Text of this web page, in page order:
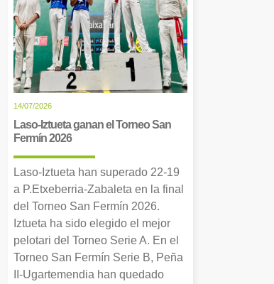
14/07/2026
Laso-Iztueta ganan el Torneo San
Fermín 2026
Laso-Iztueta han superado 22-19
a P.Etxeberria-Zabaleta en la final
del Torneo San Fermín 2026.
Iztueta ha sido elegido el mejor
pelotari del Torneo Serie A. En el
Torneo San Fermín Serie B, Peña
II-Ugartemendia han quedado